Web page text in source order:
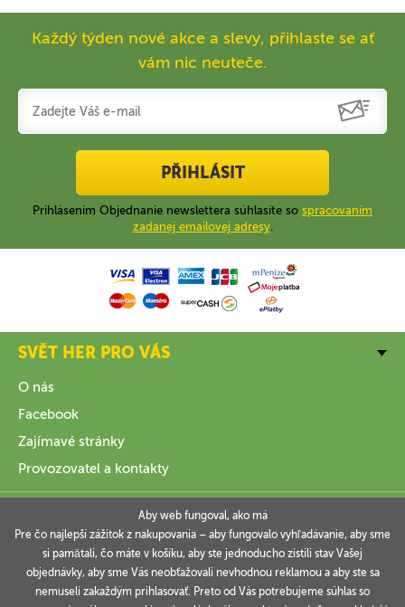
Každý týden nové akce a slevy, přihlaste se ať
vám nic neuteče.
PŘIHLÁSIT
Prihlásením Objednanie newslettera súhlasíte so spracovaním
zadanej emailovej adresy.
SVĚT HER PRO VÁS
O nás
Facebook
Zajímavé stránky
Provozovatel a kontakty
INFORMACE
Aby web fungoval, ako má
Pre čo najlepší zážitok z nakupovania – aby fungovalo vyhľadávanie, aby sme
si pamätali, čo máte v košíku, aby ste jednoducho zistili stav Vašej
objednávky, aby sme Vás neobťažovali nevhodnou reklamou a aby ste sa
nemuseli zakaždým prihlasovať. Preto od Vás potrebujeme súhlas so